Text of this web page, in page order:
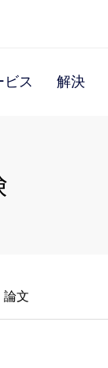
ビス 解決
論文